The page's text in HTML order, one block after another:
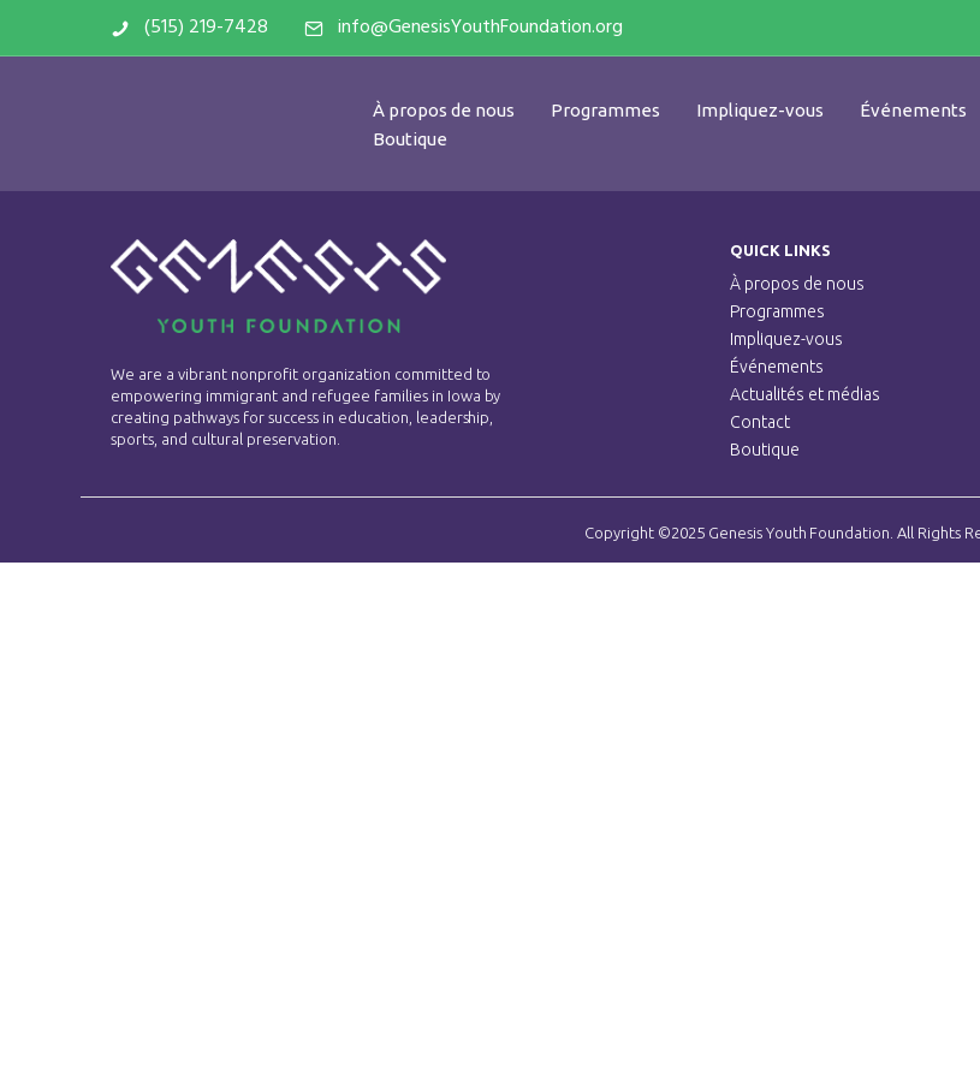
(515) 219-7428 info@GenesisYouthFoundation.org
À propos de nous Programmes Impliquez-vous Événements
Boutique
We are a vibrant nonprofit organization committed to
empowering immigrant and refugee families in Iowa by
creating pathways for success in education, leadership,
sports, and cultural preservation.
QUICK LINKS
À propos de nous
Programmes
Impliquez-vous
Événements
Actualités et médias
Contact
Boutique
Copyright ©2025 Genesis Youth Foundation. All Rights